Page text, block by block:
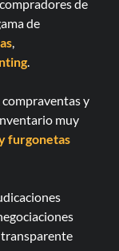
de
de
y
muy
furgonetas